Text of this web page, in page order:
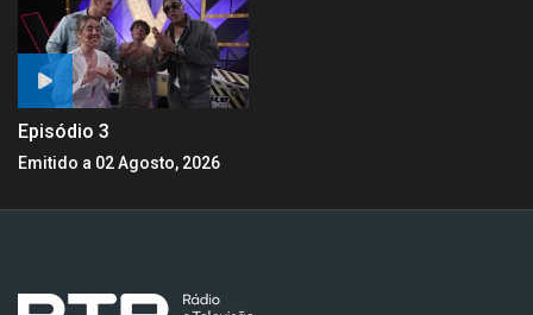
Episódio 3
Emitido a 02 Agosto, 2026